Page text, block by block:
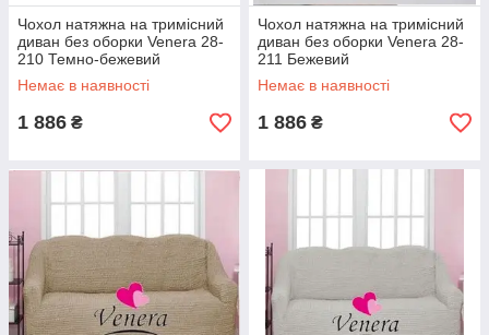
Чохол натяжна на тримісний
диван без оборки Venera 28-
210 Темно-бежевий
Немає в наявності
1 886 ₴
Чохол натяжна на тримісний
диван без оборки Venera 28-
211 Бежевий
Немає в наявності
1 886 ₴